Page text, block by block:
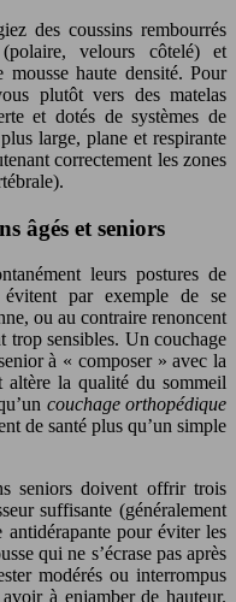
des coussins rembourrés
velours côtelé) et
mousse haute densité. Pour
plutôt vers des matelas
et dotés de systèmes de
large, plane et respirante
correctement les zones
âgés et seniors
leurs postures de
par exemple de se
ou au contraire renoncent
trop sensibles. Un couchage
à « composer » avec la
altère la qualité du sommeil
couchage orthopédique
de santé plus qu’un simple
seniors doivent offrir trois
suffisante (généralement
pour éviter les
qui ne s’écrase pas après
modérés ou interrompus
à enjamber de hauteur.